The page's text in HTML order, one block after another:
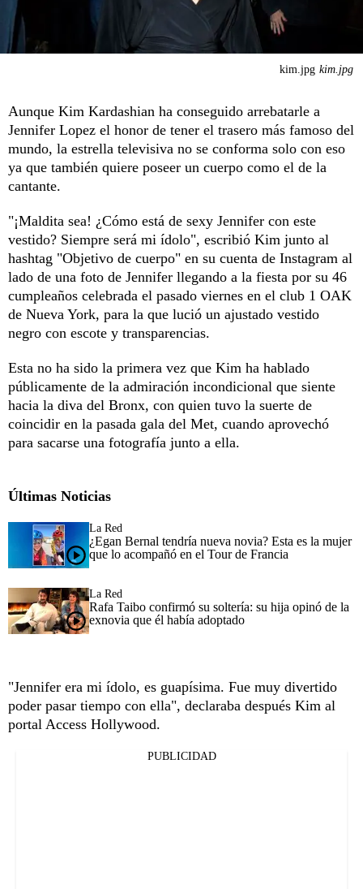
kim.jpg kim.jpg
Aunque Kim Kardashian ha conseguido arrebatarle a
Jennifer Lopez el honor de tener el trasero más famoso del
mundo, la estrella televisiva no se conforma solo con eso
ya que también quiere poseer un cuerpo como el de la
cantante.
"¡Maldita sea! ¿Cómo está de sexy Jennifer con este
vestido? Siempre será mi ídolo", escribió Kim junto al
hashtag "Objetivo de cuerpo" en su cuenta de Instagram al
lado de una foto de Jennifer llegando a la fiesta por su 46
cumpleaños celebrada el pasado viernes en el club 1 OAK
de Nueva York, para la que lució un ajustado vestido
negro con escote y transparencias.
Esta no ha sido la primera vez que Kim ha hablado
públicamente de la admiración incondicional que siente
hacia la diva del Bronx, con quien tuvo la suerte de
coincidir en la pasada gala del Met, cuando aprovechó
para sacarse una fotografía junto a ella.
Últimas Noticias
La Red
¿Egan Bernal tendría nueva novia? Esta es la mujer
que lo acompañó en el Tour de Francia
La Red
Rafa Taibo confirmó su soltería: su hija opinó de la
exnovia que él había adoptado
"Jennifer era mi ídolo, es guapísima. Fue muy divertido
poder pasar tiempo con ella", declaraba después Kim al
portal Access Hollywood.
PUBLICIDAD